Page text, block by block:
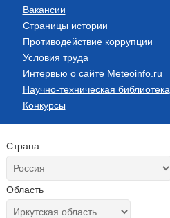
Вакансии
Страницы истории
Противодействие коррупции
Условия труда
Интервью о сайте Meteoinfo.ru
Научно-техническая библиотека
Конкурсы
Страна
Область